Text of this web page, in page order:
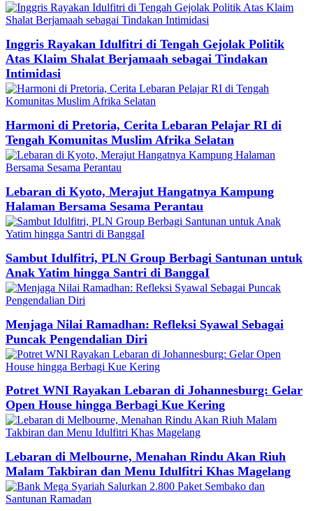
Inggris Rayakan Idulfitri di Tengah Gejolak Politik
Atas Klaim Shalat Berjamaah sebagai Tindakan
Intimidasi
Harmoni di Pretoria, Cerita Lebaran Pelajar RI di
Tengah Komunitas Muslim Afrika Selatan
Lebaran di Kyoto, Merajut Hangatnya Kampung
Halaman Bersama Sesama Perantau
Sambut Idulfitri, PLN Group Berbagi Santunan untuk
Anak Yatim hingga Santri di BanggaI
Menjaga Nilai Ramadhan: Refleksi Syawal Sebagai
Puncak Pengendalian Diri
Potret WNI Rayakan Lebaran di Johannesburg: Gelar
Open House hingga Berbagi Kue Kering
Lebaran di Melbourne, Menahan Rindu Akan Riuh
Malam Takbiran dan Menu Idulfitri Khas Magelang